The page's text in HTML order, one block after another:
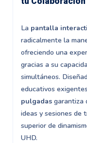
La pantalla
radicalmente la
ofreciendo una
gracias a su
simultáneos.
educativos
pulgadasgarantiza
ideas y sesiones de
superior de
UHD.